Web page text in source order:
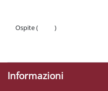
Ospite (
)
Informazioni